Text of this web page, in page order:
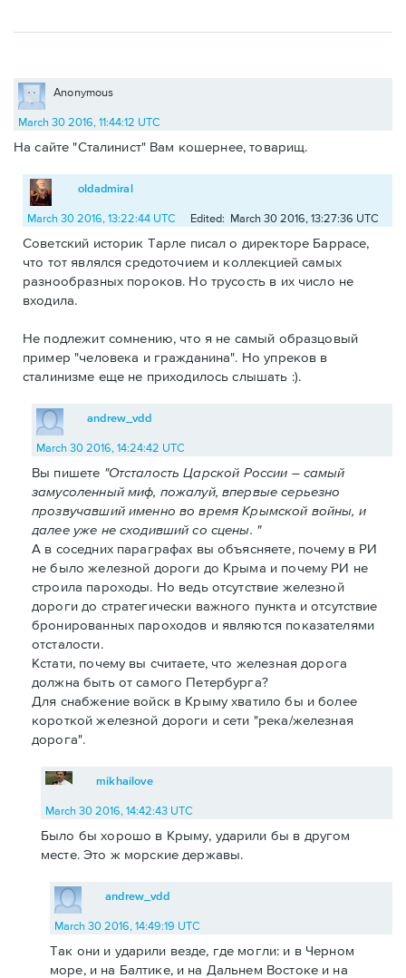
Anonymous
March 30 2016, 11:44:12 UTC
На сайте "Сталинист" Вам кошернее, товарищ.
oldadmiral
March 30 2016, 13:22:44 UTC Edited: March 30 2016, 13:27:36 UTC
Советский историк Тарле писал о директоре Баррасе,
что тот являлся средоточием и коллекцией самых
разнообразных пороков. Но трусость в их число не
входила.
Не подлежит сомнению, что я не самый образцовый
пример "человека и гражданина". Но упреков в
сталинизме еще не приходилось слышать :).
andrew_vdd
March 30 2016, 14:24:42 UTC
Вы пишете "Отсталость Царской России – самый
замусоленный миф, пожалуй, впервые серьезно
прозвучавший именно во время Крымской войны, и
далее уже не сходивший со сцены. "
А в соседних параграфах вы объясняете, почему в РИ
не было железной дороги до Крыма и почему РИ не
строила пароходы. Но ведь отсутствие железной
дороги до стратегически важного пункта и отсутствие
бронированных пароходов и являются показателями
отсталости.
Кстати, почему вы считаете, что железная дорога
должна быть от самого Петербурга?
Для снабжение войск в Крыму хватило бы и более
короткой железной дороги и сети "река/железная
дорога".
mikhailove
March 30 2016, 14:42:43 UTC
Было бы хорошо в Крыму, ударили бы в другом
месте. Это ж морские державы.
andrew_vdd
March 30 2016, 14:49:19 UTC
Так они и ударили везде, где могли: и в Черном
море, и на Балтике, и на Дальнем Востоке и на